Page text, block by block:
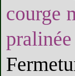
courge